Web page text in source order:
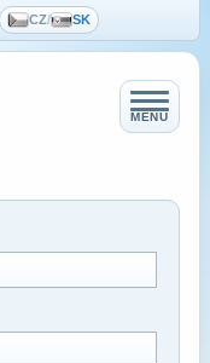
CZ/ SK
MENU